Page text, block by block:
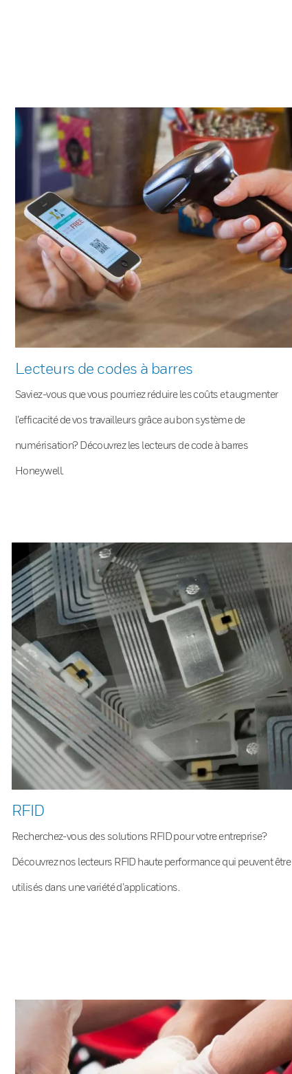
Lecteurs de codes à barres
Saviez-vous que vous pourriez réduire les coûts et augmenter
l’efficacité de vos travailleurs grâce au bon système de
numérisation? Découvrez les lecteurs de code à barres
Honeywell.
RFID
Recherchez-vous des solutions RFID pour votre entreprise?
Découvrez nos lecteurs RFID haute performance qui peuvent être
utilisés dans une variété d’applications.